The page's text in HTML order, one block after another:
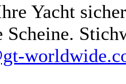
Yacht
Scheine.